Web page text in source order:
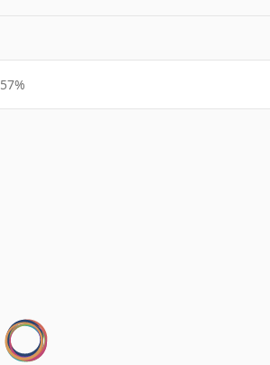
57%